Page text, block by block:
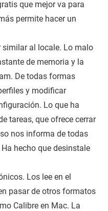
que mejor va para
permite hacer un
similar al locale. Lo malo
de memoria y la
De todas formas
y modificar
Lo que ha
tareas, que ofrece cerrar
nos informa de todas
hecho que desinstale
Los lee en el
pasar de otros formatos
Calibre en Mac. La